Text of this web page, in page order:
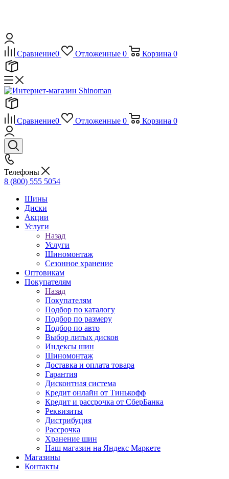
Сравнение0 Отложенные 0 Корзина 0
Сравнение0 Отложенные 0 Корзина 0
Телефоны
8 (800) 555 5054
Шины
Диски
Акции
Услуги
Назад
Услуги
Шиномонтаж
Сезонное хранение
Оптовикам
Покупателям
Назад
Покупателям
Подбор по каталогу
Подбор по размеру
Подбор по авто
Выбор литых дисков
Индексы шин
Шиномонтаж
Доставка и оплата товара
Гарантия
Дисконтная система
Кредит онлайн от Тинькофф
Кредит и рассрочка от СберБанка
Реквизиты
Дистрибуция
Рассрочка
Хранение шин
Наш магазин на Яндекс Маркете
Магазины
Контакты